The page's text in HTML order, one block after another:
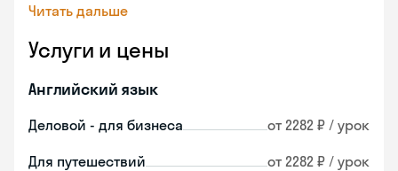
Читать дальше
Услуги и цены
Английский язык
Деловой - для бизнеса от 2282 ₽ / урок
Для путешествий от 2282 ₽ / урок